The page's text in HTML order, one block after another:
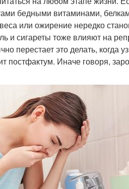
бедными витаминами,
или ожирение нередко
и сигареты тоже влияют на
перестает это делать, когда
постфактум. Иначе говоря,